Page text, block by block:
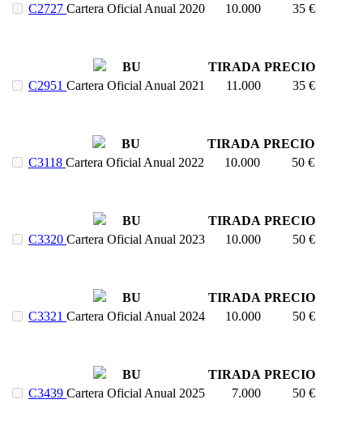
C2727 Cartera Oficial Anual 2020 10.000 35 €
BU TIRADA PRECIO
C2951 Cartera Oficial Anual 2021 11.000 35 €
BU TIRADA PRECIO
C3118 Cartera Oficial Anual 2022 10.000 50 €
BU TIRADA PRECIO
C3320 Cartera Oficial Anual 2023 10.000 50 €
BU TIRADA PRECIO
C3321 Cartera Oficial Anual 2024 10.000 50 €
BU TIRADA PRECIO
C3439 Cartera Oficial Anual 2025 7.000 50 €